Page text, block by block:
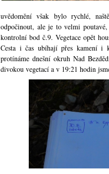
uvědomění však bylo rychlé,
odpočinout, ale je to velmi
kontrolní bod č.9. Vegetace opět
Cesta i čas ubíhají přes kamení i
protínáme dnešní okruh Nad
divokou vegetací a v 19:21 hodin